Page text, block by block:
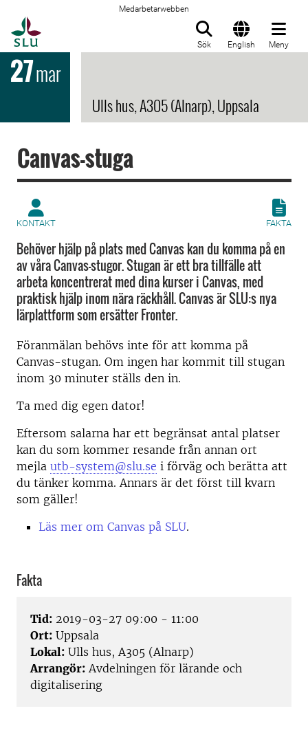
Medarbetarwebben
Sök English Meny
27mar
Ulls hus, A305 (Alnarp), Uppsala
Canvas-stuga
KONTAKT FAKTA
Behöver hjälp på plats med Canvas kan du komma på en
av våra Canvas-stugor. Stugan är ett bra tillfälle att
arbeta koncentrerat med dina kurser i Canvas, med
praktisk hjälp inom nära räckhåll. Canvas är SLU:s nya
lärplattform som ersätter Fronter.
Föranmälan behövs inte för att komma på
Canvas-stugan. Om ingen har kommit till stugan
inom 30 minuter ställs den in.
Ta med dig egen dator!
Eftersom salarna har ett begränsat antal platser
kan du som kommer resande från annan ort
mejla utb-system@slu.se i förväg och berätta att
du tänker komma. Annars är det först till kvarn
som gäller!
Läs mer om Canvas på SLU.
Fakta
Tid: 2019-03-27 09:00 - 11:00
Ort: Uppsala
Lokal: Ulls hus, A305 (Alnarp)
Arrangör: Avdelningen för lärande och
digitalisering